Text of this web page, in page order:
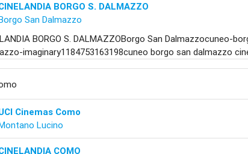
BORGO S. DALMAZZO
San Dalmazzo
BORGO S. DALMAZZOBorgo San Dalmazzocuneo-
imaginary1184753163198cuneo borgo san dalmazzo
Cinemas Como
Lucino
COMO